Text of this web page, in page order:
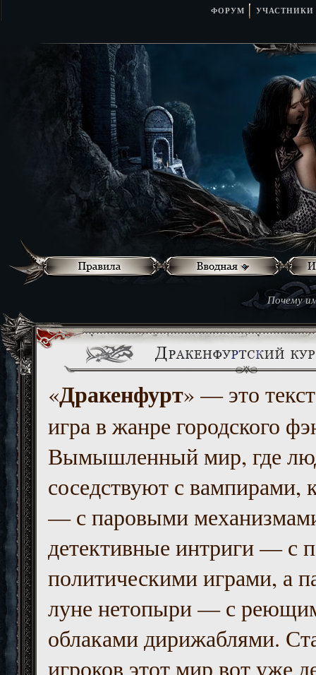
ФОРУМ УЧАСТНИКИ
Почему
«Дракенфурт» — это
игра в жанре городского
Вымышленный мир, где
соседствуют с вампирами,
— с паровыми
детективные интриги — с
политическими играми, а
луне нетопыри — с
облаками дирижаблями.
игроков этот мир вот уже